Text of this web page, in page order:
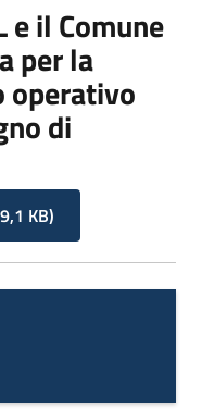
e il Comune
per la
operativo
di
KB)